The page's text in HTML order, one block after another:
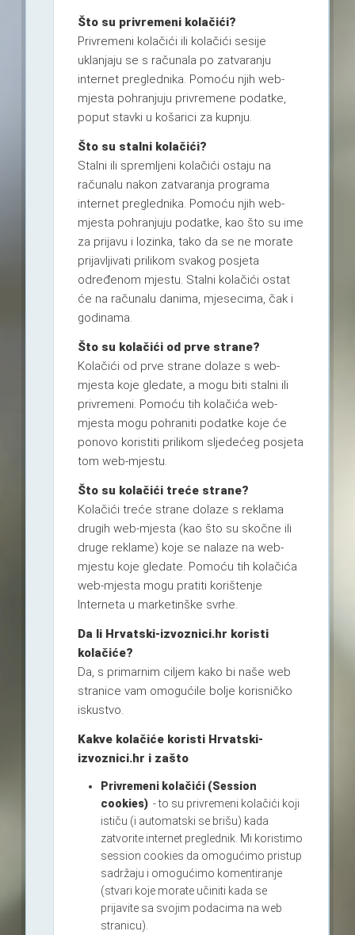
Što su privremeni kolačići?
Privremeni kolačići ili kolačići sesije
uklanjaju se s računala po zatvaranju
internet preglednika. Pomoću njih web-
mjesta pohranjuju privremene podatke,
poput stavki u košarici za kupnju.
Što su stalni kolačići?
Stalni ili spremljeni kolačići ostaju na
računalu nakon zatvaranja programa
internet preglednika. Pomoću njih web-
mjesta pohranjuju podatke, kao što su ime
za prijavu i lozinka, tako da se ne morate
prijavljivati prilikom svakog posjeta
određenom mjestu. Stalni kolačići ostat
će na računalu danima, mjesecima, čak i
godinama.
Što su kolačići od prve strane?
Kolačići od prve strane dolaze s web-
mjesta koje gledate, a mogu biti stalni ili
privremeni. Pomoću tih kolačića web-
mjesta mogu pohraniti podatke koje će
ponovo koristiti prilikom sljedećeg posjeta
tom web-mjestu.
Što su kolačići treće strane?
Kolačići treće strane dolaze s reklama
drugih web-mjesta (kao što su skočne ili
druge reklame) koje se nalaze na web-
mjestu koje gledate. Pomoću tih kolačića
web-mjesta mogu pratiti korištenje
Interneta u marketinške svrhe.
Da li Hrvatski-izvoznici.hr koristi
kolačiće?
Da, s primarnim ciljem kako bi naše web
stranice vam omogućile bolje korisničko
iskustvo.
Kakve kolačiće koristi Hrvatski-
izvoznici.hr i zašto
Privremeni kolačići (Session
cookies) - to su privremeni kolačići koji
ističu (i automatski se brišu) kada
zatvorite internet preglednik. Mi koristimo
session cookies da omogućimo pristup
sadržaju i omogućimo komentiranje
(stvari koje morate učiniti kada se
prijavite sa svojim podacima na web
stranicu).